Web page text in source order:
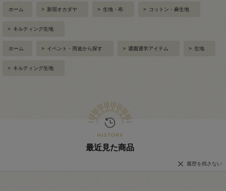
ホーム > 新宿オカダヤ > 生地・布 > コットン・麻生地
> キルティング生地
ホーム > イベント・用途から探す > 通園通学アイテム > 生地
> キルティング生地
最近見た商品
履歴を残さない